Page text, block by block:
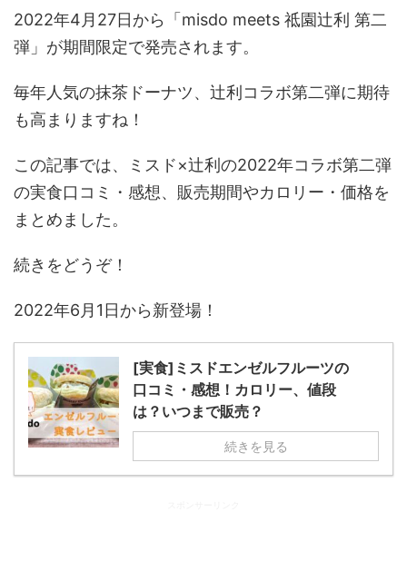
2022年4月27日から「misdo meets 祗園辻利 第二
弾」が期間限定で発売されます。
毎年人気の抹茶ドーナツ、辻利コラボ第二弾に期待
も高まりますね！
この記事では、ミスド×辻利の2022年コラボ第二弾
の実食口コミ・感想、販売期間やカロリー・価格を
まとめました。
続きをどうぞ！
2022年6月1日から新登場！
[実食]ミスドエンゼルフルーツの
口コミ・感想！カロリー、値段
は？いつまで販売？
続きを見る